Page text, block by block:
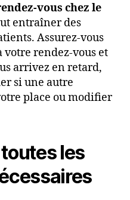
vous chez le
entraîner des
Assurez-vous
votre rendez-vous et
arrivez en retard,
si une autre
place ou modifier
les